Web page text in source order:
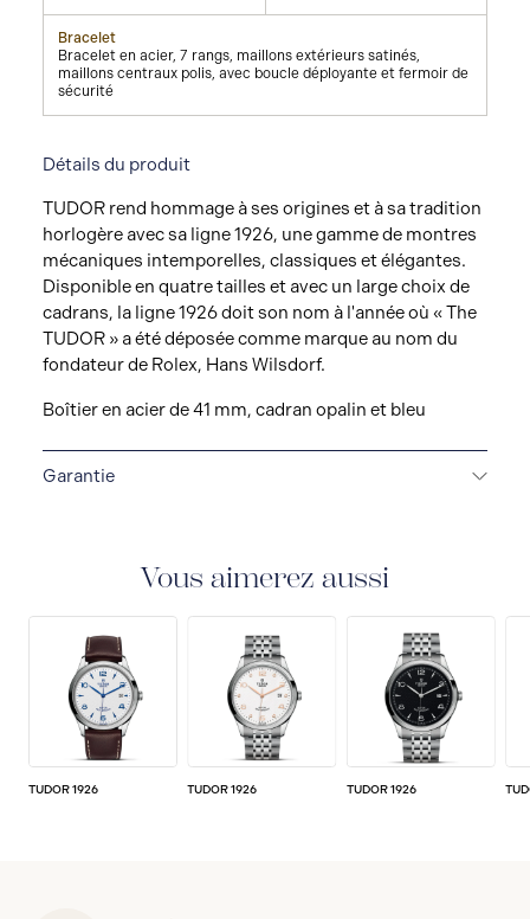
Bracelet
Bracelet en acier, 7 rangs, maillons extérieurs satinés,
maillons centraux polis, avec boucle déployante et fermoir de
sécurité
Détails du produit
TUDOR rend hommage à ses origines et à sa tradition
horlogère avec sa ligne 1926, une gamme de montres
mécaniques intemporelles, classiques et élégantes.
Disponible en quatre tailles et avec un large choix de
cadrans, la ligne 1926 doit son nom à l'année où « The
TUDOR » a été déposée comme marque au nom du
fondateur de Rolex, Hans Wilsdorf.
Boîtier en acier de 41 mm, cadran opalin et bleu
Garantie
précision et sa fiabilité. TUDOR est convaincu que ses
pourquoi TUDOR a établi une nouvelle norme en
horlogerie : toutes les montres TUDOR vendues
depuis 2020 bénéficient d'une garantie internationale
de cinq ans.
Vous aimerez aussi
TUDOR 1926 TUDOR 1926 TUDOR 1926